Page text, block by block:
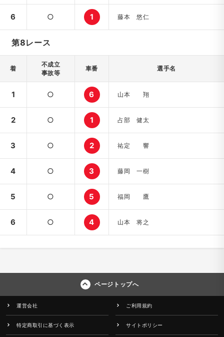
6 ○ 1 藤本 悠仁
第8レース
着
不成立
事故等
車番 選手名
1 ○ 6 山本 翔
2 ○ 1 占部 健太
3 ○ 2 祐定 響
4 ○ 3 藤岡 一樹
5 ○ 5 福岡 鷹
6 ○ 4 山本 将之
ページトップへ
運営会社 ご利用規約
特定商取引に基づく表示 サイトポリシー